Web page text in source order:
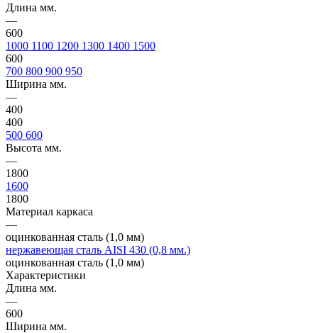
Длина мм.
—
600
1000 1100 1200 1300 1400 1500
600
700 800 900 950
Ширина мм.
—
400
400
500 600
Высота мм.
—
1800
1600
1800
Материал каркаса
—
оцинкованная сталь (1,0 мм)
нержавеющая сталь AISI 430 (0,8 мм.)
оцинкованная сталь (1,0 мм)
Характеристики
Длина мм.
—
600
Ширина мм.